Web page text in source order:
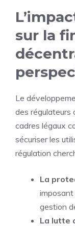
sur la
Le
des régulateurs
cadres légaux
sécuriser les
régulation
La
gestion
La lutte